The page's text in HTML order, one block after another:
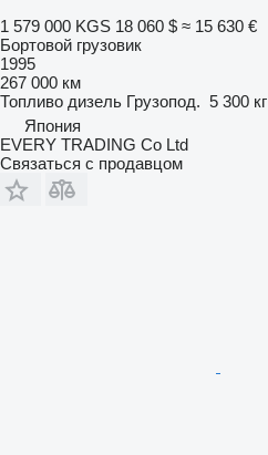
1 579 000 KGS 18 060 $ ≈ 15 630 €
Бортовой грузовик
1995
267 000 км
Топливо дизель Грузопод. 5 300 кг
Япония
EVERY TRADING Co Ltd
Связаться с продавцом